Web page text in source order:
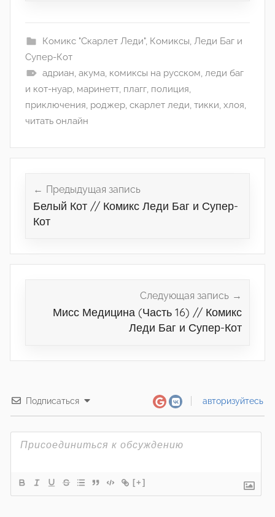
Комикс "Скарлет Леди", Комиксы, Леди Баг и
Супер-Кот
адриан, акума, комиксы на русском, леди баг
и кот-нуар, маринетт, плагг, полиция,
приключения, роджер, скарлет леди, тикки, хлоя,
читать онлайн
записям
Предыдущая запись
Белый Кот // Комикс Леди Баг и Супер-
Кот
Следующая запись
Мисс Медицина (Часть 16) // Комикс
Леди Баг и Супер-Кот
Подписаться авторизуйтесь
[+]